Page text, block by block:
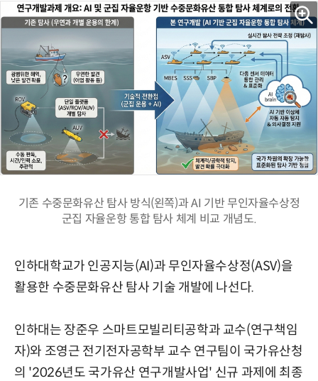
기존 수중문화유산 탐사 방식(왼쪽)과 AI 기반 무인자율수상정
군집 자율운항 통합 탐사 체계 비교 개념도.
인하대학교가 인공지능(AI)과 무인자율수상정(ASV)을
활용한 수중문화유산 탐사 기술 개발에 나선다.
인하대는 장준우 스마트모빌리티공학과 교수(연구책임
자)와 조영근 전기전자공학부 교수 연구팀이 국가유산청
의 '2026년도 국가유산 연구개발사업' 신규 과제에 최종